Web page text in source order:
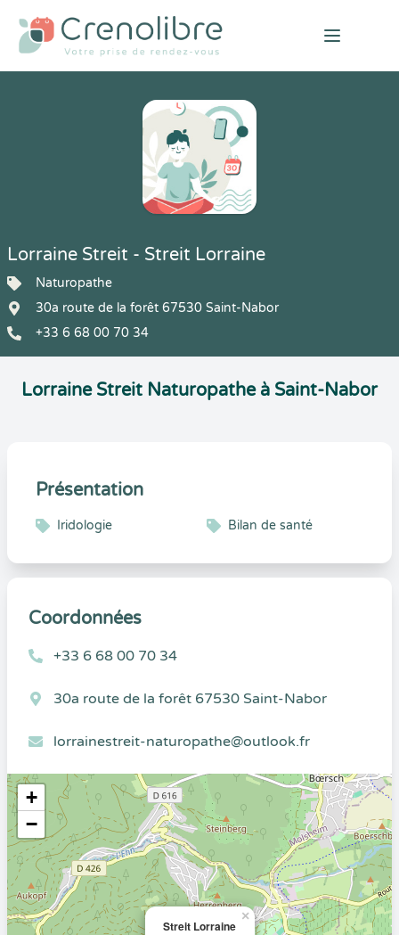
Open
Lorraine Streit - Streit Lorraine
Naturopathe
30a route de la forêt 67530 Saint-Nabor
+33 6 68 00 70 34
Lorraine Streit Naturopathe à Saint-Nabor
Présentation
Iridologie Bilan de santé
Coordonnées
+33 6 68 00 70 34
30a route de la forêt 67530 Saint-Nabor
lorrainestreit-naturopathe@outlook.fr
Streit Lorraine
×
+
−